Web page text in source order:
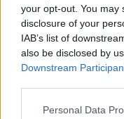
your opt-out. You may
disclosure of your
IAB’s list of
also be disclosed by
Downstream
Please note that this
Personal Data
sixx•2012. szeptember 17.
Három sorozatról
ről ráadásul
A The Walking
készült galéria
évadosa viszont